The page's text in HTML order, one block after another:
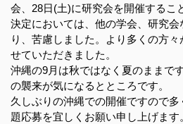
会、28日(土)に研究会を開催するこ
決定においては、他の学会、研究
り、苦慮しました。より多くの方
せていただきました。
沖縄の9月は秋ではなく夏のままで
の襲来が気になるとところです。
久しぶりの沖縄での開催ですので
題応募を宜しくお願い申し上げます